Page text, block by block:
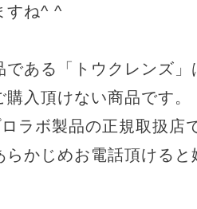
すね^ ^
である「トウクレンズ
入頂けない商品です。
ラボ製品の正規取扱店
かじめお電話頂けると